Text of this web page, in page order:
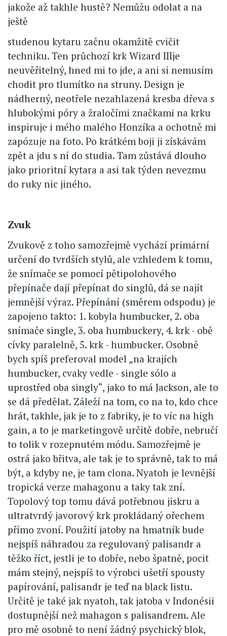
jakože až takhle hustě? Nemůžu odolat a na
ještě
studenou kytaru začnu okamžitě cvičit
techniku. Ten průchozí krk Wizard IIIje
neuvěřitelný, hned mi to jde, a ani si nemusím
chodit pro tlumítko na struny. Design je
nádherný, neotřele nezahlazená kresba dřeva s
hlubokými póry a žraločími značkami na krku
inspiruje i mého malého Honzíka a ochotně mi
zapózuje na foto. Po krátkém boji ji získávám
zpět a jdu s ní do studia. Tam zůstává dlouho
jako prioritní kytara a asi tak týden nevezmu
do ruky nic jiného.
Zvuk
Zvukově z toho samozřejmě vychází primární
určení do tvrdších stylů, ale vzhledem k tomu,
že snímače se pomocí pětipolohového
přepínače dají přepínat do singlů, dá se najít
jemnější výraz. Přepínání (směrem odspodu) je
zapojeno takto: 1. kobyla humbucker, 2. oba
snímače single, 3. oba humbuckery, 4. krk - obě
cívky paralelně, 5. krk - humbucker. Osobně
bych spíš preferoval model „na krajích
humbucker, cvaky vedle - single sólo a
uprostřed oba singly“, jako to má Jackson, ale to
se dá předělat. Záleží na tom, co na to, kdo chce
hrát, takhle, jak je to z fabriky, je to víc na high
gain, a to je marketingově určitě dobře, nebručí
to tolik v rozepnutém módu. Samozřejmě je
ostrá jako břitva, ale tak je to správně, tak to má
být, a kdyby ne, je tam clona. Nyatoh je levnější
tropická verze mahagonu a taky tak zní.
Topolový top tomu dává potřebnou jiskru a
ultratvrdý javorový krk prokládaný ořechem
přímo zvoní. Použití jatoby na hmatník bude
nejspíš náhradou za regulovaný palisandr a
těžko říct, jestli je to dobře, nebo špatně, pocit
mám stejný, nejspíš to výrobci ušetří spousty
papírování, palisandr je teď na black listu.
Určitě je také jak nyatoh, tak jatoba v Indonésii
dostupnější než mahagon s palisandrem. Ale
pro mě osobně to není žádný psychický blok,